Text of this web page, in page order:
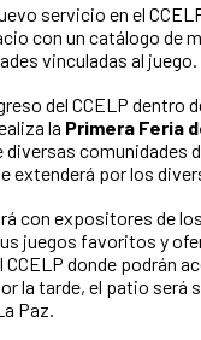
servicio en el
con un catálogo de
vinculadas al juego.
del CCELP dentro
la Primera Feria
comunidades
extenderá por los
con expositores de
juegos favoritos y
CCELP donde podrán
la tarde, el patio será
Paz.